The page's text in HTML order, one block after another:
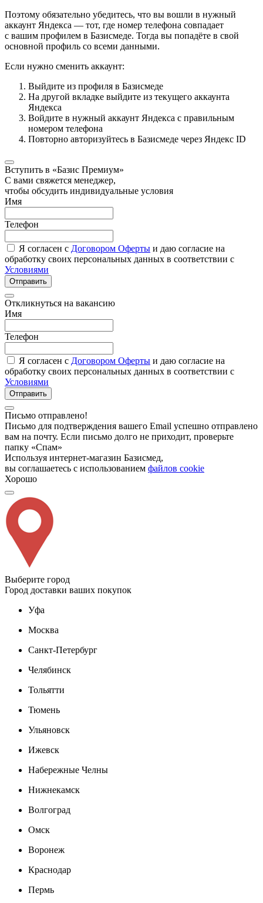
Поэтому обязательно убедитесь, что вы вошли в нужный
аккаунт Яндекса — тот, где номер телефона совпадает
с вашим профилем в Базисмеде. Тогда вы попадёте в свой
основной профиль со всеми данными.
Если нужно сменить аккаунт:
Выйдите из профиля в Базисмеде
На другой вкладке выйдите из текущего аккаунта
Яндекса
Войдите в нужный аккаунт Яндекса с правильным
номером телефона
Повторно авторизуйтесь в Базисмеде через Яндекс ID
Вступить в «Базис Премиум»
С вами свяжется менеджер,
чтобы обсудить индивидуальные условия
Имя
Телефон
Я согласен с Договором Оферты и даю согласие на
обработку своих персональных данных в соответствии с
Условиями
Отправить
Откликнуться на вакансию
Имя
Телефон
Я согласен с Договором Оферты и даю согласие на
обработку своих персональных данных в соответствии с
Условиями
Отправить
Письмо отправлено!
Письмо для подтверждения вашего Email успешно отправлено
вам на почту. Если письмо долго не приходит, проверьте
папку «Спам»
Используя интернет-магазин Базисмед,
вы соглашаетесь с использованием файлов cookie
Хорошо
Выберите город
Город доставки ваших покупок
Уфа
Москва
Санкт-Петербург
Челябинск
Тольятти
Тюмень
Ульяновск
Ижевск
Набережные Челны
Нижнекамск
Волгоград
Омск
Воронеж
Краснодар
Пермь